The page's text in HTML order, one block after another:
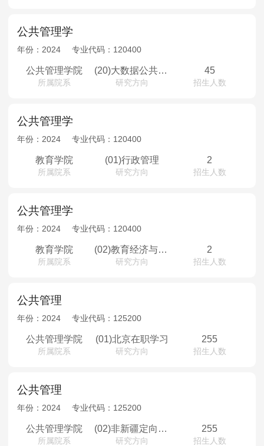
公共管理学
年份： 2024 专业代码： 120400
公共管理学院
所属院系
(20)大数据公共治理（少数民族骨干计划）
研究方向
45
招生人数
公共管理学
年份： 2024 专业代码： 120400
教育学院
所属院系
(01)行政管理
研究方向
2
招生人数
公共管理学
年份： 2024 专业代码： 120400
教育学院
所属院系
(02)教育经济与管理
研究方向
2
招生人数
公共管理
年份： 2024 专业代码： 125200
公共管理学院
所属院系
(01)北京在职学习
研究方向
255
招生人数
公共管理
年份： 2024 专业代码： 125200
公共管理学院
所属院系
(02)非新疆定向少数民族高层次骨干人才专项计划
研究方向
255
招生人数